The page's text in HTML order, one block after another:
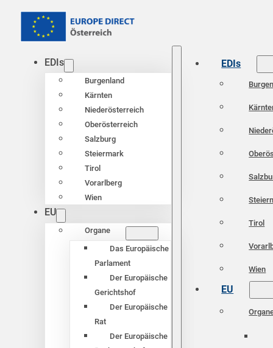
EDIs
Burgenland
Kärnten
Niederösterreich
Oberösterreich
Salzburg
Steiermark
Tirol
Vorarlberg
Wien
EU
Organe
Das Europäische
Parlament
Der Europäische
Gerichtshof
Der Europäische
Rat
Der Europäische
EDIs
Tirol
Wien
EU